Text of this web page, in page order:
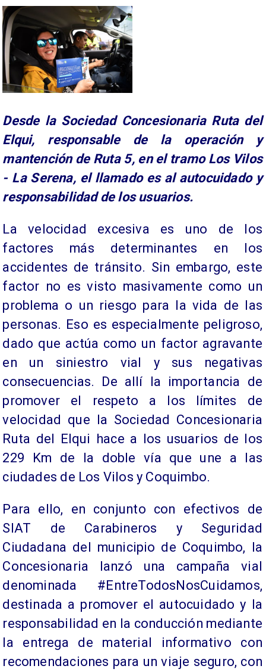
Desde la Sociedad Concesionaria Ruta del
Elqui, responsable de la operación y
mantención de Ruta 5, en el tramo Los Vilos
- La Serena, el llamado es al autocuidado y
responsabilidad de los usuarios.
La velocidad excesiva es uno de los
factores más determinantes en los
accidentes de tránsito. Sin embargo, este
factor no es visto masivamente como un
problema o un riesgo para la vida de las
personas. Eso es especialmente peligroso,
dado que actúa como un factor agravante
en un siniestro vial y sus negativas
consecuencias. De allí la importancia de
promover el respeto a los límites de
velocidad que la Sociedad Concesionaria
Ruta del Elqui hace a los usuarios de los
229 Km de la doble vía que une a las
ciudades de Los Vilos y Coquimbo.
Para ello, en conjunto con efectivos de
SIAT de Carabineros y Seguridad
Ciudadana del municipio de Coquimbo, la
Concesionaria lanzó una campaña vial
denominada #EntreTodosNosCuidamos,
destinada a promover el autocuidado y la
responsabilidad en la conducción mediante
la entrega de material informativo con
recomendaciones para un viaje seguro, con